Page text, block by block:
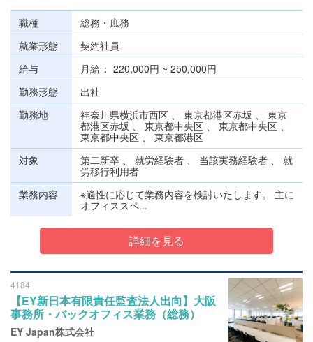
職種
総務・庶務
就業形態
契約社員
給与
月給
220,000円 ~ 250,000円
勤務形態
出社
勤務地
神奈川県横浜市西区 、 東京都港区赤坂 、 東京
都港区赤坂 、 東京都中央区 、 東京都中央区 、
東京都中央区 、 東京都港区
対象
第二新卒 、 就労経験者 、 当該実務経験者 、 就
労移行利用者
業務内容
※適性に応じて業務内容を検討いたします。 主に
オフィススペ...
詳細を見る
4184
【EY新日本有限責任監査法人出向】大阪
事務所・バックオフィス業務（総務）
EY Japan株式会社